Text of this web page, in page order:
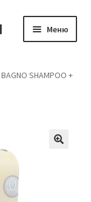
Меню
BAGNO SHAMPOO +